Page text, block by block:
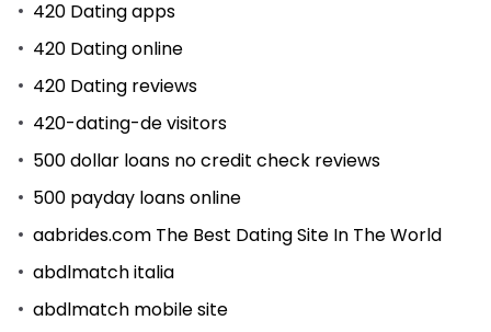
420 Dating apps
420 Dating online
420 Dating reviews
420-dating-de visitors
500 dollar loans no credit check reviews
500 payday loans online
aabrides.com The Best Dating Site In The World
abdlmatch italia
abdlmatch mobile site